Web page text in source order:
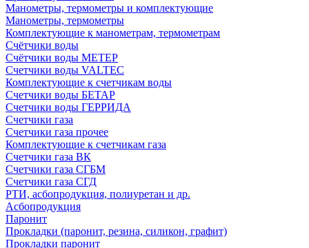
Манометры, термометры и комплектующие
Манометры, термометры
Комплектующие к манометрам, термометрам
Счётчики воды
Счётчики воды МЕТЕР
Счетчики воды VALTEC
Комплектующие к счетчикам воды
Счетчики воды БЕТАР
Счетчики воды ГЕРРИДА
Счетчики газа
Счетчики газа прочее
Комплектующие к счетчикам газа
Счетчики газа ВК
Счетчики газа СГБМ
Счетчики газа СГД
РТИ, асбопродукция, полиуретан и др.
Асбопродукция
Паронит
Прокладки (паронит, резина, силикон, графит)
Прокладки паронит